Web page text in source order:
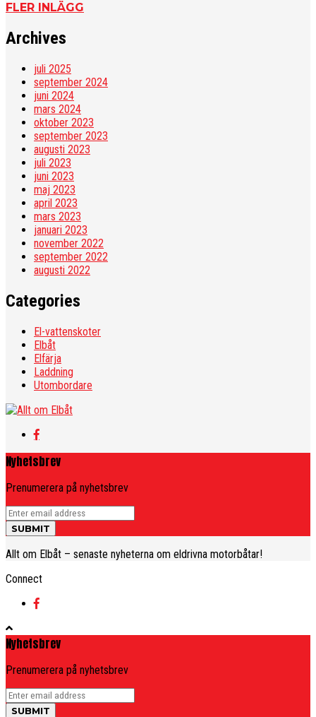
FLER INLÄGG
Archives
juli 2025
september 2024
juni 2024
mars 2024
oktober 2023
september 2023
augusti 2023
juli 2023
juni 2023
maj 2023
april 2023
mars 2023
januari 2023
november 2022
september 2022
augusti 2022
Categories
El-vattenskoter
Elbåt
Elfärja
Laddning
Utombordare
Nyhetsbrev
Prenumerera på nyhetsbrev
Allt om Elbåt – senaste nyheterna om eldrivna motorbåtar!
Connect
Nyhetsbrev
Prenumerera på nyhetsbrev